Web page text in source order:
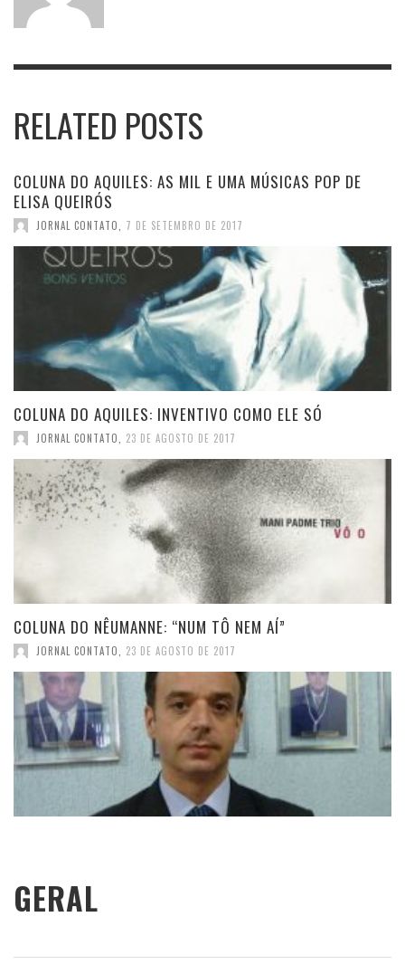
RELATED POSTS
COLUNA DO AQUILES: AS MIL E UMA MÚSICAS POP DE
ELISA QUEIRÓS
JORNAL CONTATO 7 DE SETEMBRO DE 2017
COLUNA DO AQUILES: INVENTIVO COMO ELE SÓ
JORNAL CONTATO 23 DE AGOSTO DE 2017
COLUNA DO NÊUMANNE: “NUM TÔ NEM AÍ”
JORNAL CONTATO 23 DE AGOSTO DE 2017
GERAL